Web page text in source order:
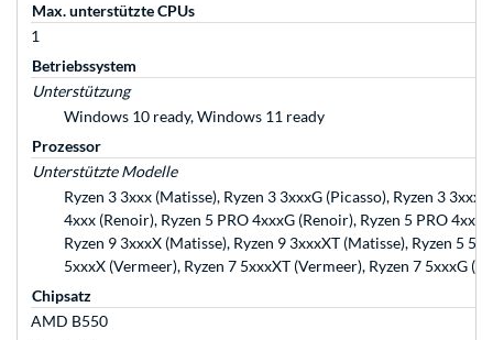
Max. unterstützte CPUs
1
Betriebssystem
Unterstützung
Windows 10 ready, Windows 11 ready
Prozessor
Unterstützte Modelle
Ryzen 3 3xxx (Matisse), Ryzen 3 3xxxG (Picasso), Ryzen 3
4xxx (Renoir), Ryzen 5 PRO 4xxxG (Renoir), Ryzen 5 PRO
Ryzen 9 3xxxX (Matisse), Ryzen 9 3xxxXT (Matisse), Ryzen 5
5xxxX (Vermeer), Ryzen 7 5xxxXT (Vermeer), Ryzen 7 5xxxG
Chipsatz
AMD B550